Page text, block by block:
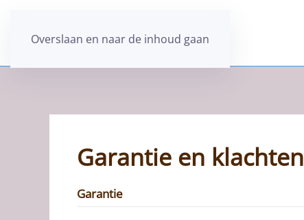
Overslaan en naar de inhoud gaan
Garantie en klachten
Garantie